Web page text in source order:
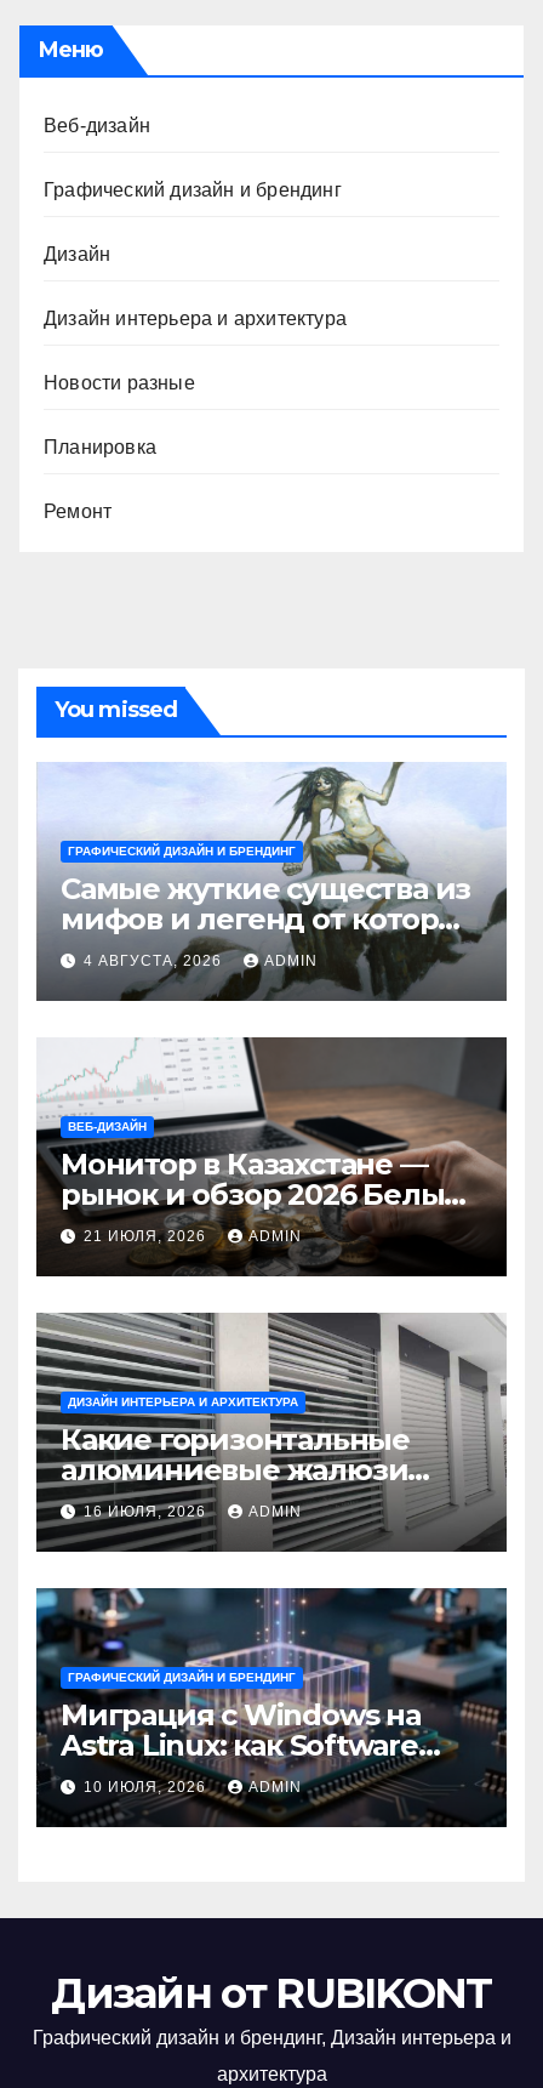
Меню
Веб-дизайн
Графический дизайн и брендинг
Дизайн
Дизайн интерьера и архитектура
Новости разные
Планировка
Ремонт
You missed
ГРАФИЧЕСКИЙ ДИЗАЙН И БРЕНДИНГ
Самые жуткие существа из
мифов и легенд от которых
стынет кровь
4 АВГУСТА, 2026 ADMIN
ВЕБ-ДИЗАЙН
Монитор в Казахстане —
рынок и обзор 2026 Белый
Ветер Shop.kz
21 ИЮЛЯ, 2026 ADMIN
ДИЗАЙН ИНТЕРЬЕРА И АРХИТЕКТУРА
Какие горизонтальные
алюминиевые жалюзи
выбрать для окон?
16 ИЮЛЯ, 2026 ADMIN
ГРАФИЧЕСКИЙ ДИЗАЙН И БРЕНДИНГ
Миграция с Windows на
Astra Linux: как Software
Group успешно перешла на
отечественную ОС
10 ИЮЛЯ, 2026 ADMIN
Дизайн от RUBIKONT
Графический дизайн и брендинг, Дизайн интерьера и
архитектура